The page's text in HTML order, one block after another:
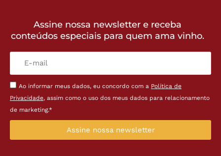
Assine nossa newsletter e receba
conteúdos especiais para quem ama vinho.
Ao informar meus dados, eu concordo com a Política de
Privacidade, assim como o uso dos meus dados para relacionamento
de marketing.*
Assine nossa newsletter